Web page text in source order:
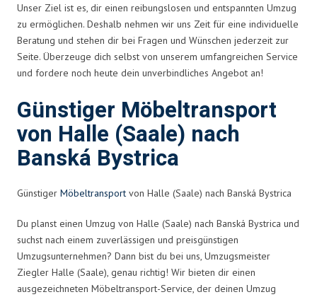
Unser Ziel ist es, dir einen reibungslosen und entspannten Umzug
zu ermöglichen. Deshalb nehmen wir uns Zeit für eine individuelle
Beratung und stehen dir bei Fragen und Wünschen jederzeit zur
Seite. Überzeuge dich selbst von unserem umfangreichen Service
und fordere noch heute dein unverbindliches Angebot an!
Günstiger Möbeltransport
von Halle (Saale) nach
Banská Bystrica
Günstiger Möbeltransport von Halle (Saale) nach Banská Bystrica
Du planst einen Umzug von Halle (Saale) nach Banská Bystrica und
suchst nach einem zuverlässigen und preisgünstigen
Umzugsunternehmen? Dann bist du bei uns, Umzugsmeister
Ziegler Halle (Saale), genau richtig! Wir bieten dir einen
ausgezeichneten Möbeltransport-Service, der deinen Umzug